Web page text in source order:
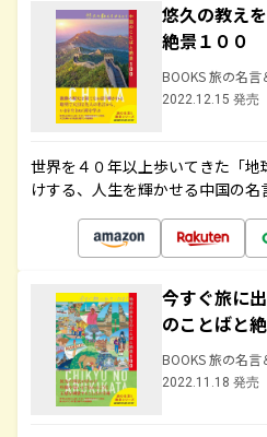
悠久の教え
絶景１００
BOOKS 旅の名言
2022.12.15 発売
世界を４０年以上歩いてきた「
けする、人生を輝かせる中国の
今すぐ旅に
のことばと
BOOKS 旅の名言
2022.11.18 発売